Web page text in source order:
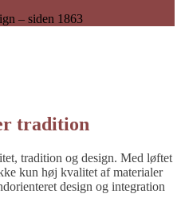
– siden 1863
tradition
tradition og design. Med løftet
kun høj kvalitet af materialer
design og integration